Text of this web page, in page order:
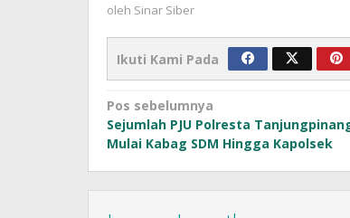
oleh Sinar Siber
Ikuti Kami Pada
Navigasi
pos
Pos sebelumnya
Sejumlah PJU Polresta
Mulai Kabag SDM Hingga Kapolsek